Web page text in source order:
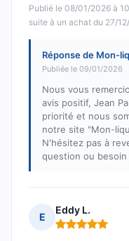
Publié le 08/01/2026 à
suite à un achat du 27/
Réponse de Mon-
Publiée le 09/01/2026
Nous vous
avis positif, Jean
priorité et nous
notre site "Mon-
N'hésitez pas à
question ou
E
Eddy L.
Note : 5 sur 5